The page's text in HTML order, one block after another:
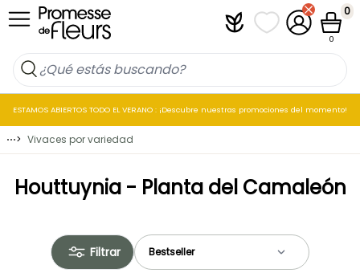
Ir al contenido PlantfitMis listas de
Mi cuenta
Cesta
0
0
ESTAMOS ABIERTOS TODO EL VERANO : ¡Descubre nuestras promociones del momento!
⋯> Vivaces por variedad
Houttuynia - Planta del Camaleón
Filtrar